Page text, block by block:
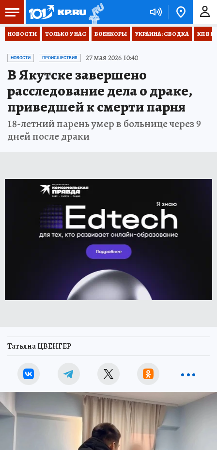
НОВОСТИ ТОЛЬКО У НАС ВОЕНКОРЫ УКРАИНА: СВОДКА КП В
НОВОСТИ ПРОИСШЕСТВИЯ 27 мая 2026 10:40
В Якутске завершено
расследование дела о драке,
приведшей к смерти парня
18-летний парень умер в больнице через 9
дней после драки
Татьяна ЦВЕНГЕР